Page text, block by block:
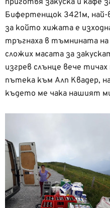
Бифертенщок 3421м, най-
за който хижата е
тръгнаха в тъмнината на
сложих масата за
изгрев слънце вече тичах
пътека към Алп Квадер,
където ме чака нашият